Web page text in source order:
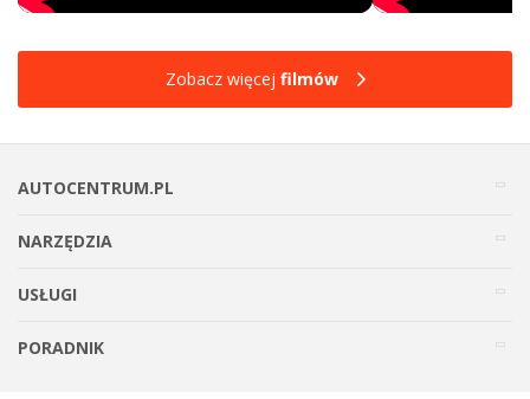
Zobacz więcej filmów
AUTOCENTRUM.PL
NARZĘDZIA
USŁUGI
PORADNIK